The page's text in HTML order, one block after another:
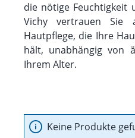
die nötige Feuchtigkeit
Vichy vertrauen Sie
Hautpflege, die Ihre
hält, unabhängig von
Ihrem Alter.
Keine Produkte